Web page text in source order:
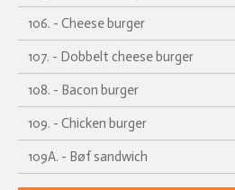
106. - Cheese burger
107. - Dobbelt cheese burger
108. - Bacon burger
109. - Chicken burger
109A. - Bøf sandwich